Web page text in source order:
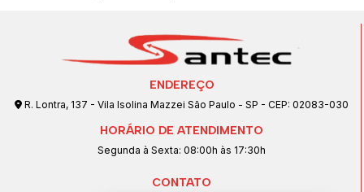
ENDEREÇO
R. Lontra, 137 - Vila Isolina Mazzei São Paulo - SP - CEP: 02083-030
HORÁRIO DE ATENDIMENTO
Segunda à Sexta: 08:00h às 17:30h
CONTATO